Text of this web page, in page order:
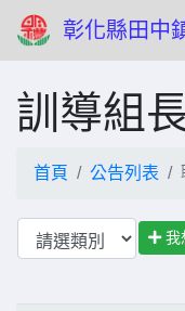
彰化縣田中
訓導組
首頁 公告列表
我